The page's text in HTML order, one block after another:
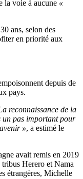
la voie à aucune «
ans, selon des
en priorité aux
depuis de
pays.
reconnaissance de la
un pas important pour
», a estimé le
avait remis en 2019
tribus Herero et Nama
étrangères, Michelle